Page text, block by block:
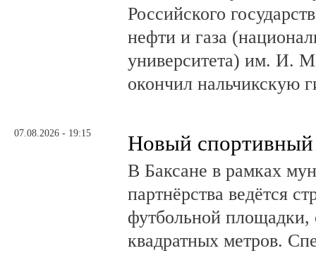
Российского
нефти и газа
университета) им. И.
окончил нальчикскую
07.08.2026 - 19:15 Новый спортивный
В Баксане в рамках
партнёрства ведётся
футбольной
квадратных метров.